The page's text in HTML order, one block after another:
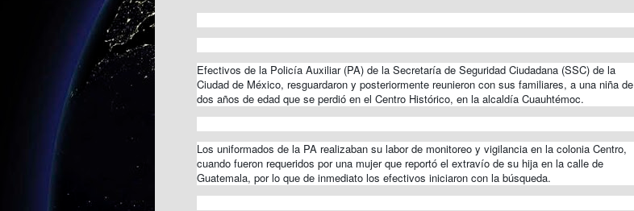
Efectivos de la Policía Auxiliar (PA) de la Secretaría de Seguridad Ciudadana (SSC) de la
Ciudad de México, resguardaron y posteriormente reunieron con sus familiares, a una niña de
dos años de edad que se perdió en el Centro Histórico, en la alcaldía Cuauhtémoc.
Los uniformados de la PA realizaban su labor de monitoreo y vigilancia en la colonia Centro,
cuando fueron requeridos por una mujer que reportó el extravío de su hija en la calle de
Guatemala, por lo que de inmediato los efectivos iniciaron con la búsqueda.